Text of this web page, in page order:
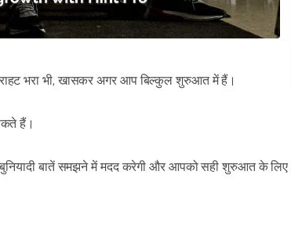
भरा भी, खासकर अगर आप बिल्कुल शुरुआत में हैं।
हैं।
बातें समझने में मदद करेगी और आपको सही शुरुआत के लिए